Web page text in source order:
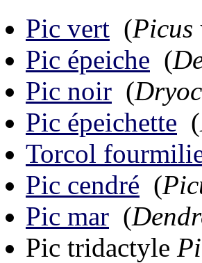
Pic vert (
Pic épeiche (
Pic noir (
Pic épeichette (
Torcol
Pic cendré (
Pic mar (
Pic tridactyle